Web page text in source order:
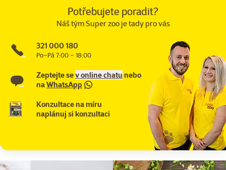
Potřebujete poradit?
Náš tým Super zoo je tady pro vás
321 000 180
Po–Pá 7:00 – 18:00
Zeptejte sev online chatunebo
naWhatsApp
Konzultace na míru
naplánuj si konzultaci